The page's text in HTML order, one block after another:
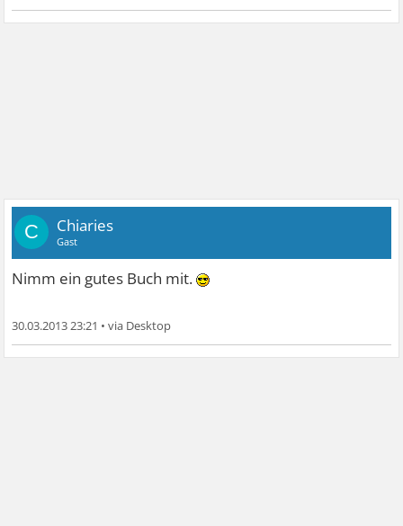
C Chiaries
Gast
Nimm ein gutes Buch mit.
30.03.2013 23:21 •